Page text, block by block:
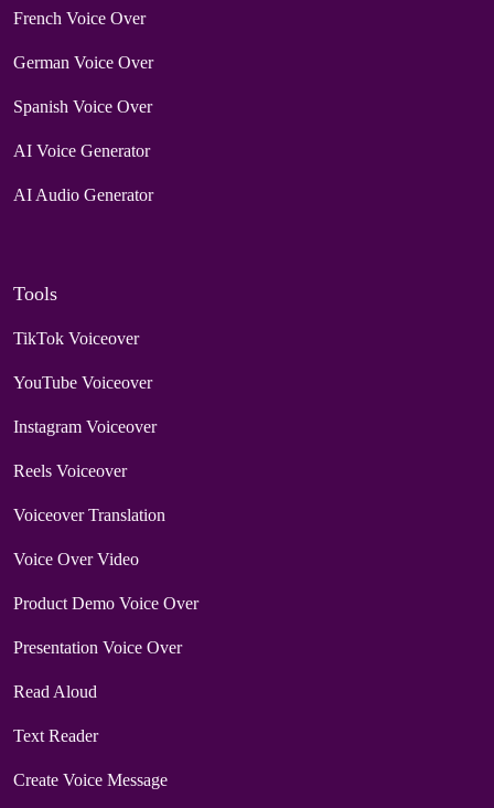
French Voice Over
German Voice Over
Spanish Voice Over
AI Voice Generator
AI Audio Generator
Tools
TikTok Voiceover
YouTube Voiceover
Instagram Voiceover
Reels Voiceover
Voiceover Translation
Voice Over Video
Product Demo Voice Over
Presentation Voice Over
Read Aloud
Text Reader
Create Voice Message